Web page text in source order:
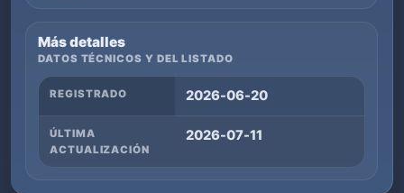
Más detalles
DATOS TÉCNICOS Y DEL LISTADO
REGISTRADO 2026-06-20
ÚLTIMA
ACTUALIZACIÓN
2026-07-11